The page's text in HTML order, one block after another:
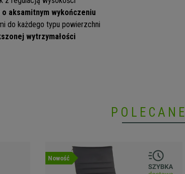
aksamitnym wykończeniu
do każdego typu powierzchni
wytrzymałości
POLECANE
Nowość